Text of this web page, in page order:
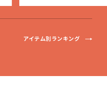
アイテム別ランキング